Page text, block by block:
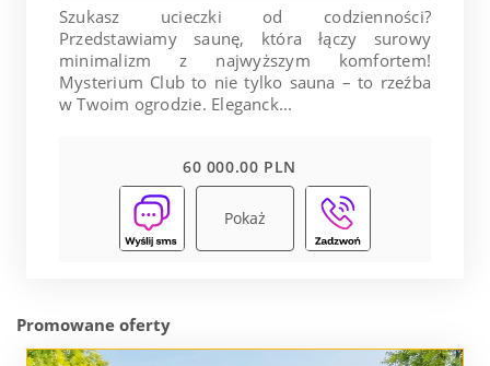
Szukasz ucieczki od codzienności?
Przedstawiamy saunę, która łączy surowy
minimalizm z najwyższym komfortem!
Mysterium Club to nie tylko sauna – to rzeźba
w Twoim ogrodzie. Eleganck...
60 000.00 PLN
Pokaż
Promowane oferty